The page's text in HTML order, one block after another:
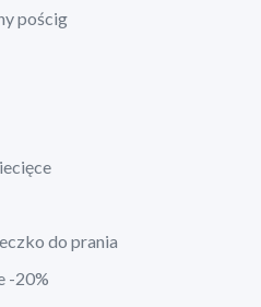
pościg
do prania
-20%